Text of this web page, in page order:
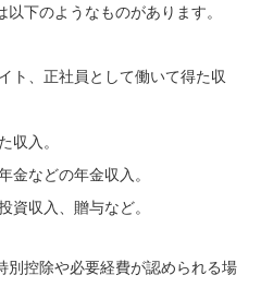
下のようなものがあります。
ト、正社員として働いて得た収
収入。
金などの年金収入。
資収入、贈与など。
別控除や必要経費が認められる場